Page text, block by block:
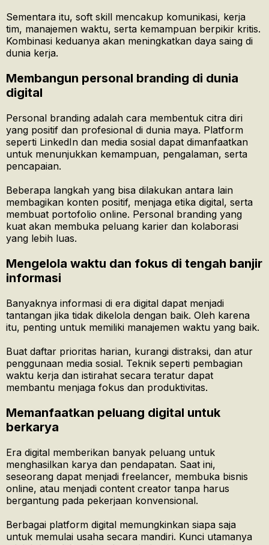
Sementara itu, soft skill mencakup komunikasi, kerja
tim, manajemen waktu, serta kemampuan berpikir kritis.
Kombinasi keduanya akan meningkatkan daya saing di
dunia kerja.
Membangun personal branding di dunia
digital
Personal branding adalah cara membentuk citra diri
yang positif dan profesional di dunia maya. Platform
seperti LinkedIn dan media sosial dapat dimanfaatkan
untuk menunjukkan kemampuan, pengalaman, serta
pencapaian.
Beberapa langkah yang bisa dilakukan antara lain
membagikan konten positif, menjaga etika digital, serta
membuat portofolio online. Personal branding yang
kuat akan membuka peluang karier dan kolaborasi
yang lebih luas.
Mengelola waktu dan fokus di tengah banjir
informasi
Banyaknya informasi di era digital dapat menjadi
tantangan jika tidak dikelola dengan baik. Oleh karena
itu, penting untuk memiliki manajemen waktu yang baik.
Buat daftar prioritas harian, kurangi distraksi, dan atur
penggunaan media sosial. Teknik seperti pembagian
waktu kerja dan istirahat secara teratur dapat
membantu menjaga fokus dan produktivitas.
Memanfaatkan peluang digital untuk
berkarya
Era digital memberikan banyak peluang untuk
menghasilkan karya dan pendapatan. Saat ini,
seseorang dapat menjadi freelancer, membuka bisnis
online, atau menjadi content creator tanpa harus
bergantung pada pekerjaan konvensional.
Berbagai platform digital memungkinkan siapa saja
untuk memulai usaha secara mandiri. Kunci utamanya